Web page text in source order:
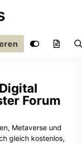
Digital
Forum
Metaverse und
gleich kostenlos,